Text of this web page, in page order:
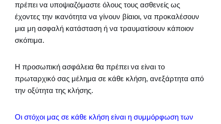
πρέπει να υποψιαζόμαστε όλους τους ασθενείς ως
έχοντες την ικανότητα να γίνουν βίαιοι, να προκαλέσουν
μια μη ασφαλή κατάσταση ή να τραυματίσουν κάποιον
σκόπιμα.
Η προσωπική ασφάλεια θα πρέπει να είναι το
πρωταρχικό σας μέλημα σε κάθε κλήση, ανεξάρτητα από
την οξύτητα της κλήσης.
Οι στόχοι μας σε κάθε κλήση είναι η συμμόρφωση των